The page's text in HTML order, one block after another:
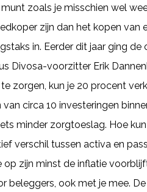
zoals je misschien wel
zijn dan het kopen van
in. Eerder dit jaar ging
Divosa-voorzitter Erik
zorgen, kun je 20 procent
circa 10 investeringen
minder zorgtoeslag. Hoe
verschil tussen activa en
zijn minst de inflatie
ook met je mee.